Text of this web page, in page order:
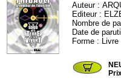
Auteur :
Editeur :
Nombre de
Date de
Forme :